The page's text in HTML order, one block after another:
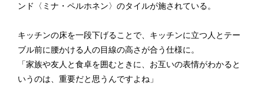
ンド〈ミナ・ペルホネン〉のタイルが施されている。
キッチンの床を一段下げることで、キッチンに立つ人とテー
ブル前に腰かける人の目線の高さが合う仕様に。
「家族や友人と食卓を囲むときに、お互いの表情がわかると
いうのは、重要だと思うんですよね」